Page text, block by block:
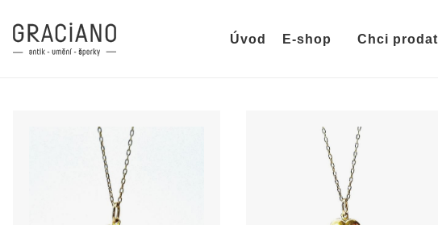
Úvod E-shop Chci prodat